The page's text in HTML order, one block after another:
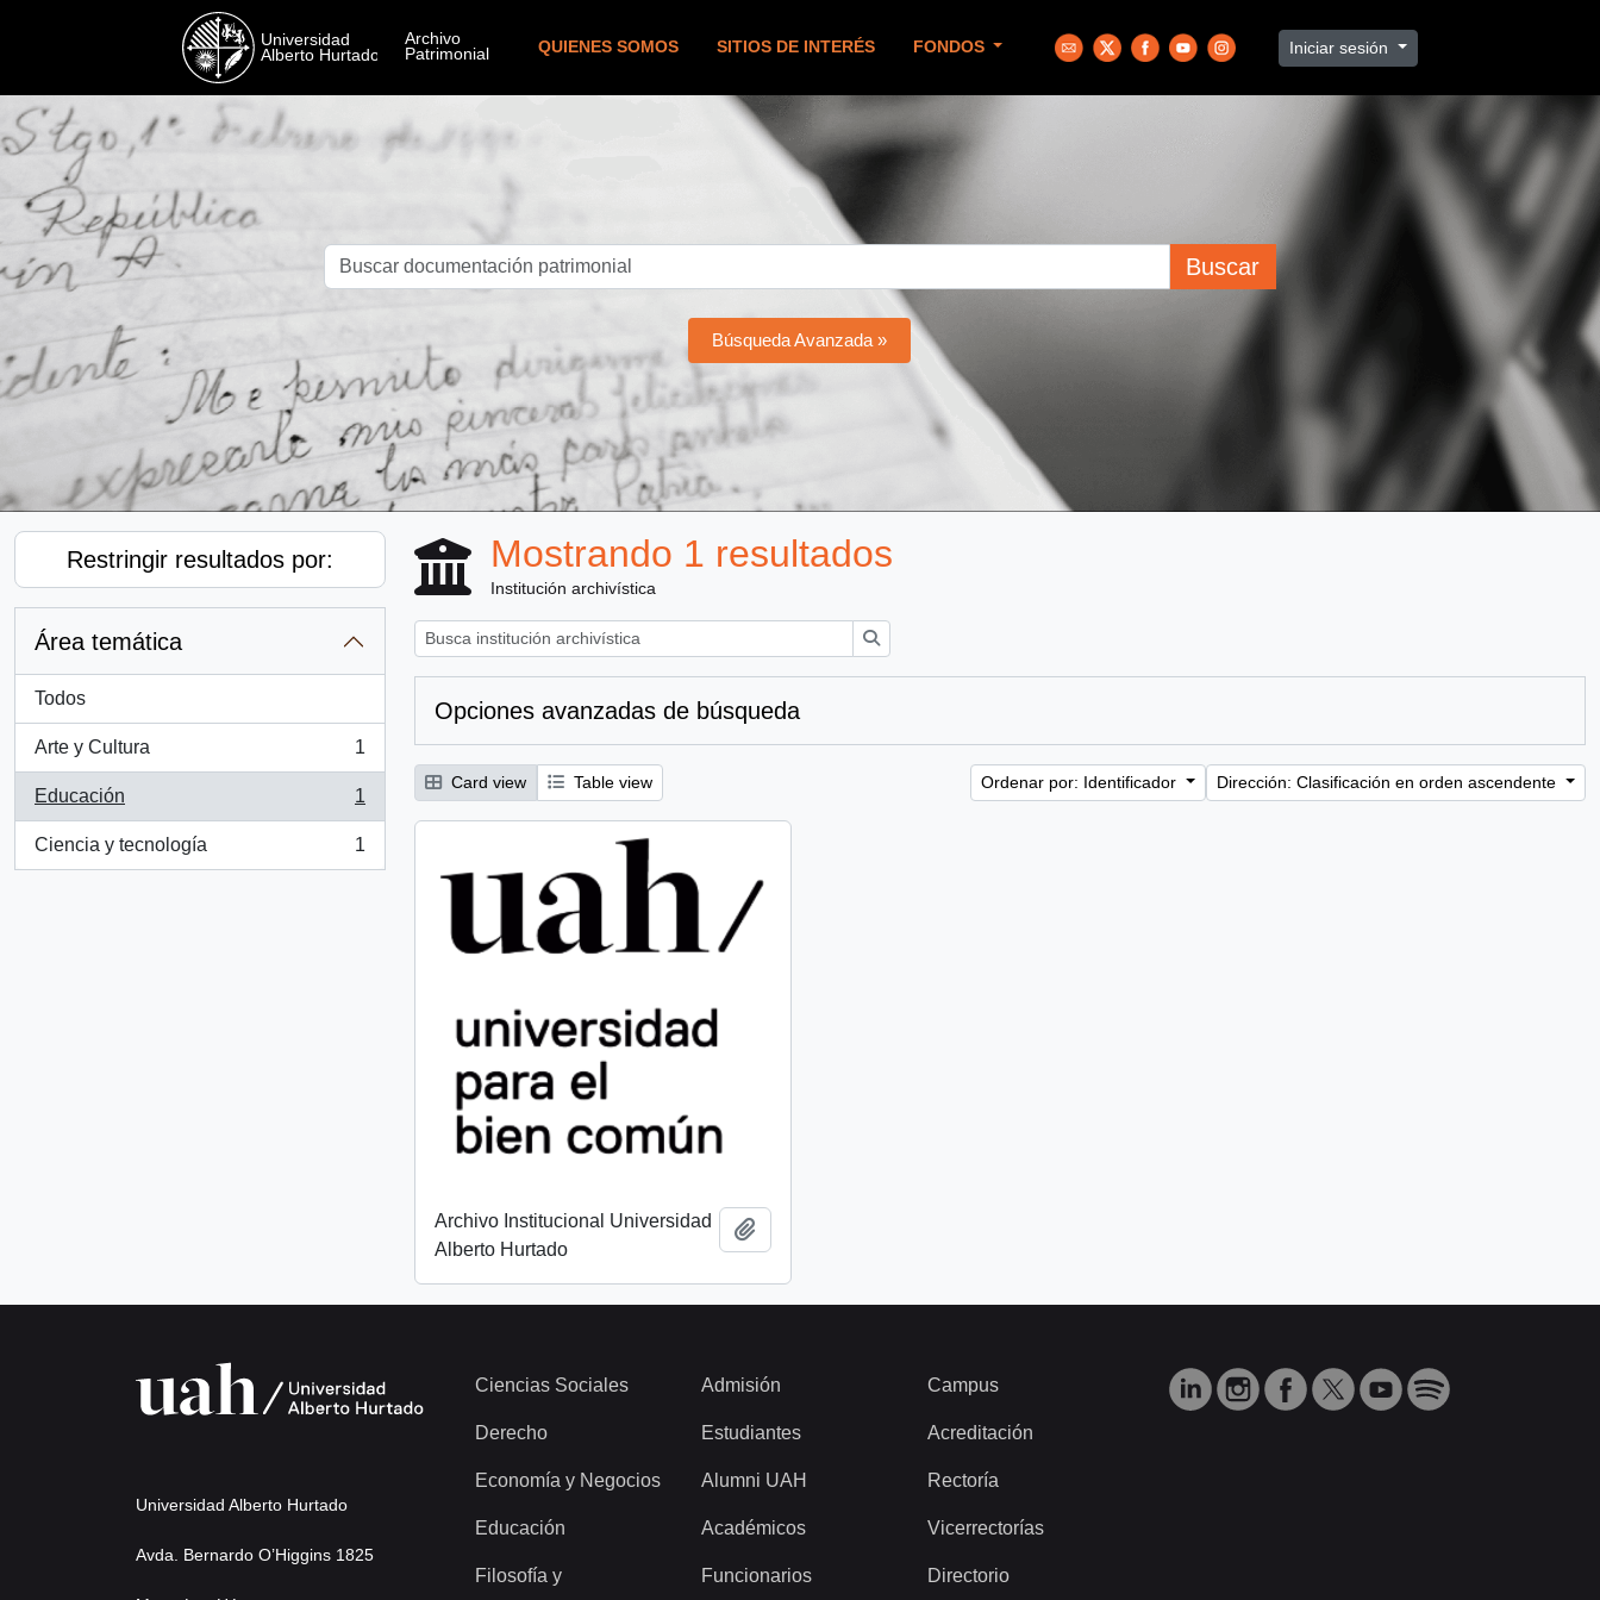
QUIENES SOMOS SITIOS DE INTERÉS FONDOS Iniciar sesión
Buscar
Búsqueda Avanzada »
Restringir resultados por:
Área temática
Todos
Arte y Cultura
, 1 resultados
1
Educación
, 1 resultados
1
Ciencia y tecnología
, 1 resultados
1
Mostrando 1 resultados
Institución archivística
Opciones avanzadas de búsqueda
Card view Table view Ordenar por: Identificador Dirección: Clasificación en orden ascendente
Archivo Institucional Universidad
Alberto Hurtado
Universidad Alberto Hurtado
Avda. Bernardo O’Higgins 1825
Ciencias Sociales
Derecho
Economía y Negocios
Educación
Filosofía y
Admisión
Estudiantes
Alumni UAH
Académicos
Funcionarios
Campus
Acreditación
Rectoría
Vicerrectorías
Directorio